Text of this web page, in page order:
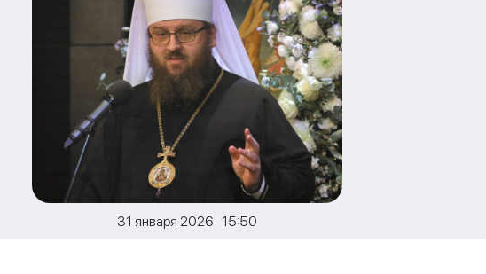
31 января 2026 15:50